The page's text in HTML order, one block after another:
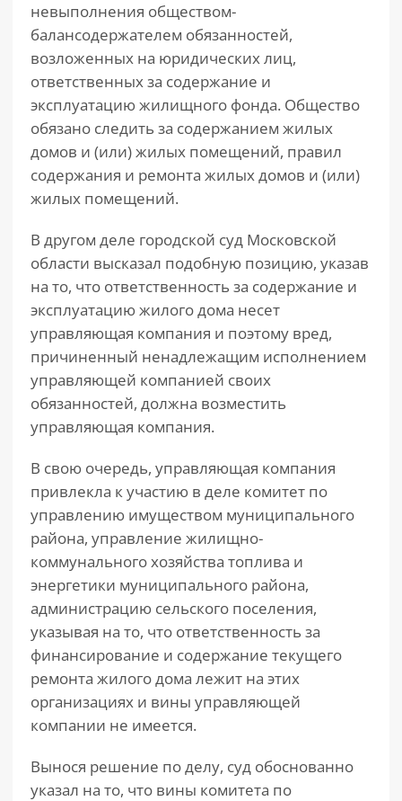
невыполнения обществом-
балансодержателем обязанностей,
возложенных на юридических лиц,
ответственных за содержание и
эксплуатацию жилищного фонда. Общество
обязано следить за содержанием жилых
домов и (или) жилых помещений, правил
содержания и ремонта жилых домов и (или)
жилых помещений.
В другом деле городской суд Московской
области высказал подобную позицию, указав
на то, что ответственность за содержание и
эксплуатацию жилого дома несет
управляющая компания и поэтому вред,
причиненный ненадлежащим исполнением
управляющей компанией своих
обязанностей, должна возместить
управляющая компания.
В свою очередь, управляющая компания
привлекла к участию в деле комитет по
управлению имуществом муниципального
района, управление жилищно-
коммунального хозяйства топлива и
энергетики муниципального района,
администрацию сельского поселения,
указывая на то, что ответственность за
финансирование и содержание текущего
ремонта жилого дома лежит на этих
организациях и вины управляющей
компании не имеется.
Вынося решение по делу, суд обоснованно
указал на то, что вины комитета по